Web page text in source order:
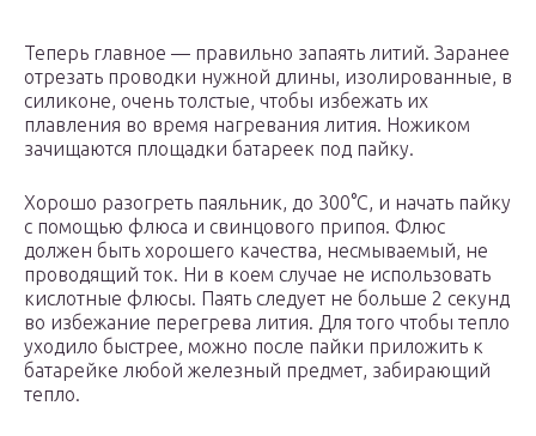
Теперь главное — правильно запаять литий. Заранее
отрезать проводки нужной длины, изолированные, в
силиконе, очень толстые, чтобы избежать их
плавления во время нагревания лития. Ножиком
зачищаются площадки батареек под пайку.
Хорошо разогреть паяльник, до 300°С, и начать пайку
с помощью флюса и свинцового припоя. Флюс
должен быть хорошего качества, несмываемый, не
проводящий ток. Ни в коем случае не использовать
кислотные флюсы. Паять следует не больше 2 секунд
во избежание перегрева лития. Для того чтобы тепло
уходило быстрее, можно после пайки приложить к
батарейке любой железный предмет, забирающий
тепло.